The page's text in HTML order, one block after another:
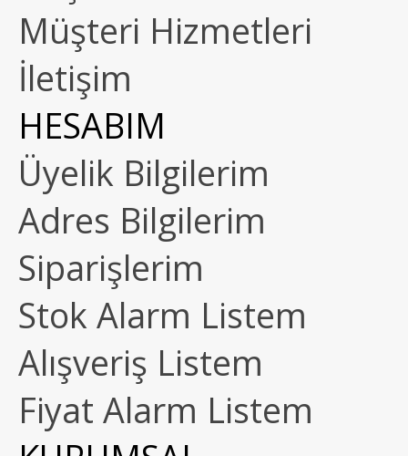
Müşteri Hizmetleri
İletişim
HESABIM
Üyelik Bilgilerim
Adres Bilgilerim
Siparişlerim
Stok Alarm Listem
Alışveriş Listem
Fiyat Alarm Listem